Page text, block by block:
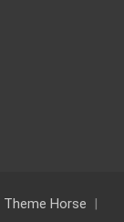
Theme Horse